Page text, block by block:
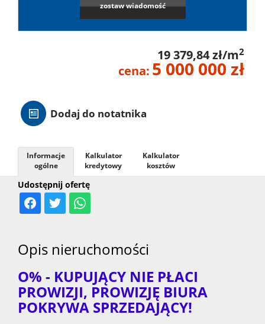
Lokale
zostaw wiadomość
19 379,84 zł/m2
cena: 5 000 000 zł
Dodaj do notatnika
Udostępnij ofertę
Informacje
ogólne
Kalkulator
kredytowy
Kalkulator
kosztów
Opis nieruchomości
O% - KUPUJĄCY NIE PŁACI
PROWIZJI, PROWIZJĘ BIURA
POKRYWA SPRZEDAJĄCY!